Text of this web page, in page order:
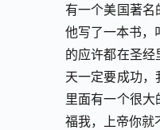
有一个美国著
他写了一本书，
的应许都在圣
天一定要成功
里面有一个很
福我，上帝你就